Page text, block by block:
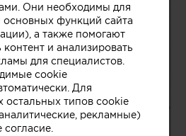
Они необходимы для
основных функций сайта
а также помогают
и анализировать
для специалистов.
cookie
Для
остальных типов cookie
рекламные)